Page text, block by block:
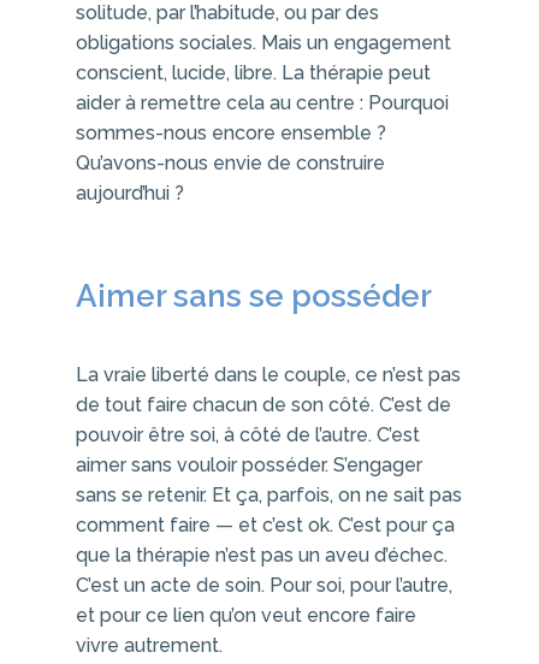
solitude, par l’habitude, ou par des
obligations sociales. Mais un engagement
conscient, lucide, libre. La thérapie peut
aider à remettre cela au centre : Pourquoi
sommes-nous encore ensemble ?
Qu’avons-nous envie de construire
aujourd’hui ?
Aimer sans se posséder
La vraie liberté dans le couple, ce n’est pas
de tout faire chacun de son côté. C’est de
pouvoir être soi, à côté de l’autre. C’est
aimer sans vouloir posséder. S’engager
sans se retenir. Et ça, parfois, on ne sait pas
comment faire — et c’est ok. C’est pour ça
que la thérapie n’est pas un aveu d’échec.
C’est un acte de soin. Pour soi, pour l’autre,
et pour ce lien qu’on veut encore faire
vivre autrement.